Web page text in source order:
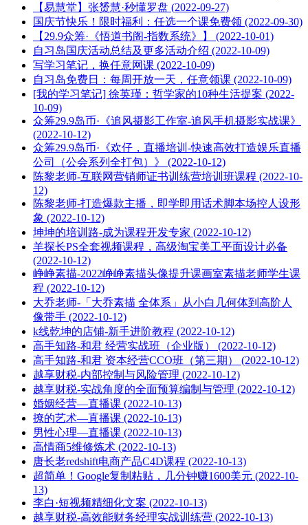
【易慧堂】张赟慧·秒懂罗盘 (2022-09-27)
国庆节快乐！限时福利：任选一个课免费领 (2022-09-30)
【29.9众筹·《悟道书阁-指数系统》】 (2022-10-01)
自习岛国庆活动总结及更多活动介绍 (2022-10-09)
写学习笔记，换任意网课 (2022-10-09)
自习岛免费日：每周开放一天，任意领课 (2022-10-09)
[我的学习笔记] 徐英瑾：哲学家的10种生活提案 (2022-
10-09)
众筹29.9岛币·《追风摄影工作室-追风手机摄影实战课》
(2022-10-12)
众筹29.9岛币·《欢仔，直播培训-快速高效打造娱乐直播
公司（公会系列全打包）》 (2022-10-12)
陈黎老师-互联网营销师证书训练营培训班课程 (2022-10-
12)
陈黎老师-打造爆款主播，即学即用话术脚本场控人设形
象 (2022-10-12)
坤坤的培训路-成为课程开发专家 (2022-10-12)
羊探长PS全套视频课程，高级淘宝美工平面设计必备
(2022-10-12)
峥峥素描-2022峥峥素描头像提升课画室素描老师学生课
程 (2022-10-12)
大乔老师-「大乔素描 全体系」从小白几何体到高阶人
像带手 (2022-10-12)
k线乾坤的店铺-新手进阶教程 (2022-10-12)
高手知路-和君 经营实战班（企业版） (2022-10-12)
高手知路-和君 资本经营CCO班（第三期） (2022-10-12)
越享财税-内部控制与风险管理 (2022-10-12)
越享财税-实战角度的全面预算编制与管理 (2022-10-12)
婚姻经营—直播课 (2022-10-13)
撩的艺术—直播课 (2022-10-13)
男性心理—直播课 (2022-10-13)
高情商5维修炼术 (2022-10-13)
唐长老redshift电商产品C4D课程 (2022-10-13)
超简单！Google复制粘贴，几分钟赚1600美元 (2022-10-
13)
李白·短视频精细化文案 (2022-10-13)
越享财税-高效能财务经理实战训练营 (2022-10-13)